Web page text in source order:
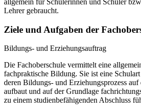
allgemein für Schülerinnen und Schüler
Lehrer gebraucht.
Ziele und Aufgaben der
Bildungs- und Erziehungsauftrag
Die Fachoberschule vermittelt eine
fachpraktische Bildung. Sie ist eine
deren Bildungs- und Erziehungsprozess auf
aufbaut und auf der Grundlage
zu einem studienbefähigenden Abschluss